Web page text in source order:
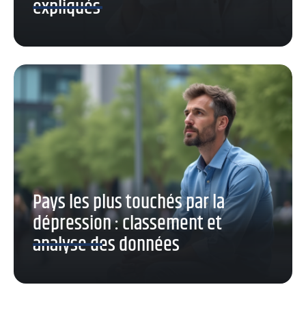
expliqués
Pays les plus touchés par la
dépression : classement et
analyse des données